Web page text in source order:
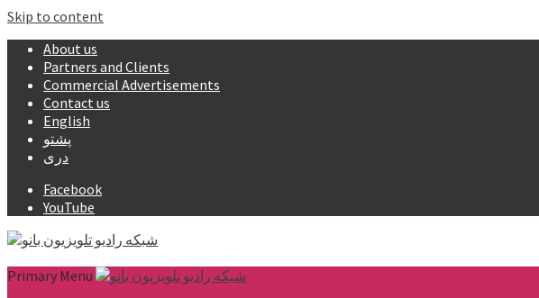
Skip to content
About us
Partners and Clients
Commercial Advertisements
Contact us
English
پشتو
دری
Facebook
YouTube
Primary Menu